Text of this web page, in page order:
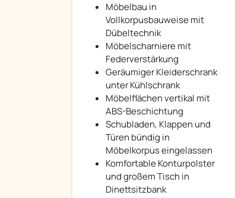
Möbelbau in
Vollkorpusbauweise mit
Dübeltechnik
Möbelscharniere mit
Federverstärkung
Geräumiger Kleiderschrank
unter Kühlschrank
Möbelflächen vertikal mit
ABS-Beschichtung
Schubladen, Klappen und
Türen bündig in
Möbelkorpus eingelassen
Komfortable Konturpolster
und großem Tisch in
Dinettsitzbank